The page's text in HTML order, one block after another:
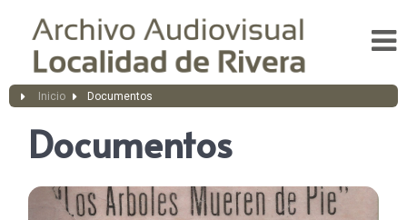
Inicio Documentos
Documentos